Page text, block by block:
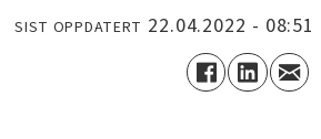
SIST OPPDATERT 22.04.2022 - 08:51